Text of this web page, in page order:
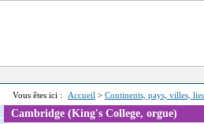
Vous êtes ici : Accueil > Continents, pays, villes,
Cambridge (King's College, orgue)